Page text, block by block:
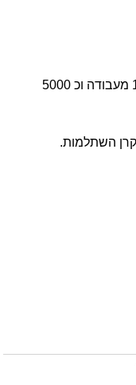
הכנסה חודשית כ 21.000 שח נטו, כולל 16.000 מעבודה וכ 5000